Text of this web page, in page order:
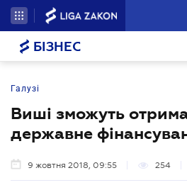
БІЗНЕС
Галузі
Виші зможуть
державне
9 жовтня 2018, 09:55 254